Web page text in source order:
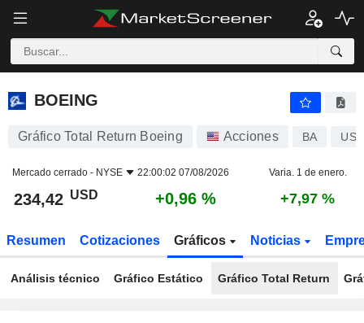
BOEING
BOEING
Gráfico Total Return Boeing Acciones BA
Mercado cerrado - NYSE 22:00:02 07/08/2026 Varia. 1 de enero.
234,42 USD +0,96 % +7,97 %
Resumen Cotizaciones Gráficos Noticias
Análisis técnico Gráfico Estático Gráfico Total Return